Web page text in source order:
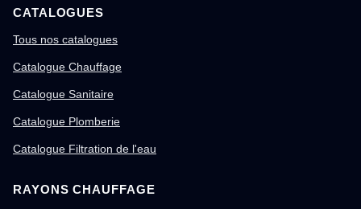
CATALOGUES
Tous nos catalogues
Catalogue Chauffage
Catalogue Sanitaire
Catalogue Plomberie
Catalogue Filtration de l'eau
RAYONS CHAUFFAGE